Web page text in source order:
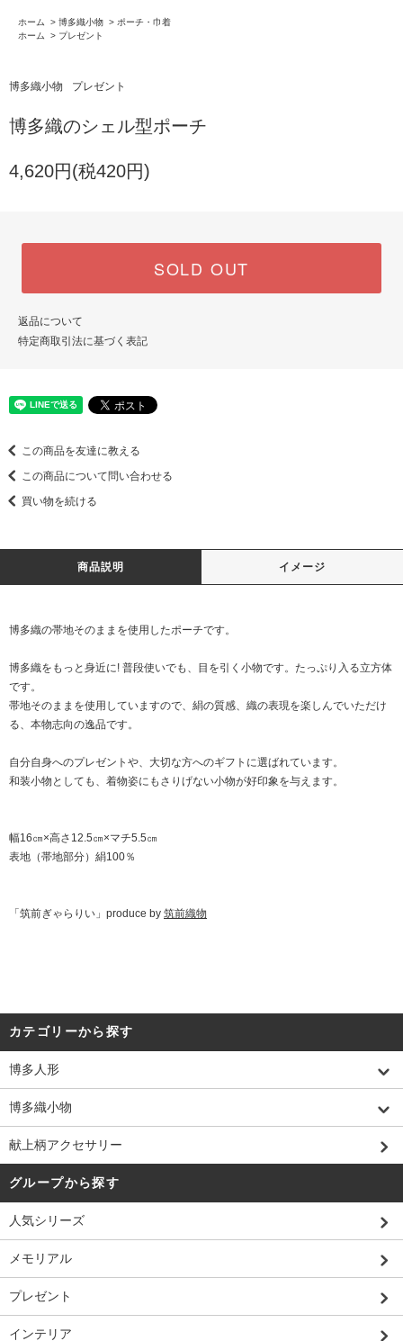
ホーム > 博多織小物 > ポーチ・巾着
ホーム
> プレゼント
博多織小物 プレゼント
博多織のシェル型ポーチ
4,620円(税420円)
SOLD OUT
返品について
特定商取引法に基づく表記
この商品を友達に教える
この商品について問い合わせる
買い物を続ける
商品説明 イメージ
博多織の帯地そのままを使用したポーチです。
博多織をもっと身近に! 普段使いでも、目を引く小物です。たっぷり入る立方体
です。
帯地そのままを使用していますので、絹の質感、織の表現を楽しんでいただけ
る、本物志向の逸品です。
自分自身へのプレゼントや、大切な方へのギフトに選ばれています。
和装小物としても、着物姿にもさりげない小物が好印象を与えます。
幅16㎝×高さ12.5㎝×マチ5.5㎝
表地（帯地部分）絹100％
「筑前ぎゃらりい」produce by 筑前織物
カテゴリーから探す
博多人形
博多織小物
献上柄アクセサリー
グループから探す
人気シリーズ
メモリアル
プレゼント
インテリア